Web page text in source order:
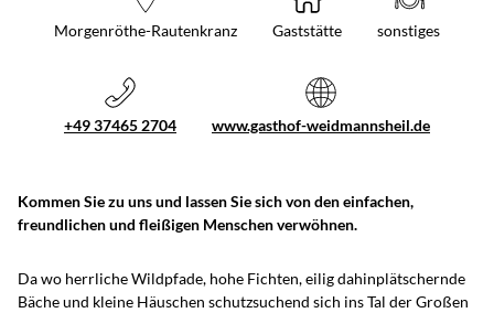
Morgenröthe-Rautenkranz Gaststätte sonstiges
+49 37465 2704 www.gasthof-weidmannsheil.de
Kommen Sie zu uns und lassen Sie sich von den einfachen,
freundlichen und fleißigen Menschen verwöhnen.
Da wo herrliche Wildpfade, hohe Fichten, eilig dahinplätschernde
Bäche und kleine Häuschen schutzsuchend sich ins Tal der Großen